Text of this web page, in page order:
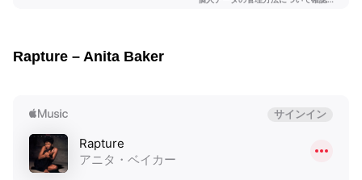
Rapture – Anita Baker